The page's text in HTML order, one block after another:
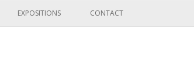
EXPOSITIONS CONTACT